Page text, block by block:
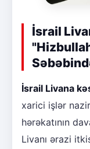
İsrail
İsrail Livana
xarici işlər
hərəkatının
Livanı ərazi